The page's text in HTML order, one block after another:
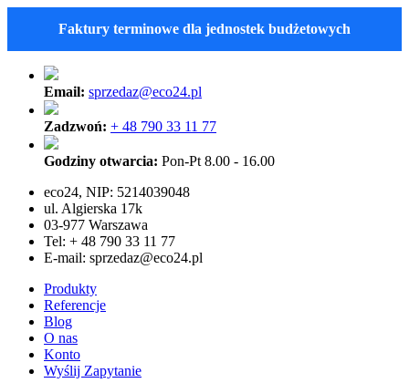
Faktury terminowe dla jednostek budżetowych
Email: sprzedaz@eco24.pl
Zadzwoń: + 48 790 33 11 77
Godziny otwarcia: Pon-Pt 8.00 - 16.00
eco24, NIP: 5214039048
ul. Algierska 17k
03-977 Warszawa
Tel: + 48 790 33 11 77
E-mail: sprzedaz@eco24.pl
Produkty
Referencje
Blog
O nas
Konto
Wyślij Zapytanie